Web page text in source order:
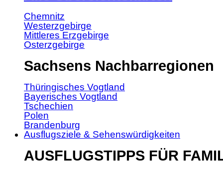
Chemnitz
Westerzgebirge
Mittleres Erzgebirge
Osterzgebirge
Sachsens Nachbarregionen
Thüringisches Vogtland
Bayerisches Vogtland
Tschechien
Polen
Brandenburg
Ausflugsziele & Sehenswürdigkeiten
AUSFLUGSTIPPS FÜR